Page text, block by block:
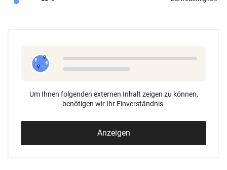
Um Ihnen folgenden externen Inhalt zeigen zu können,
benötigen wir Ihr Einverständnis.
Anzeigen